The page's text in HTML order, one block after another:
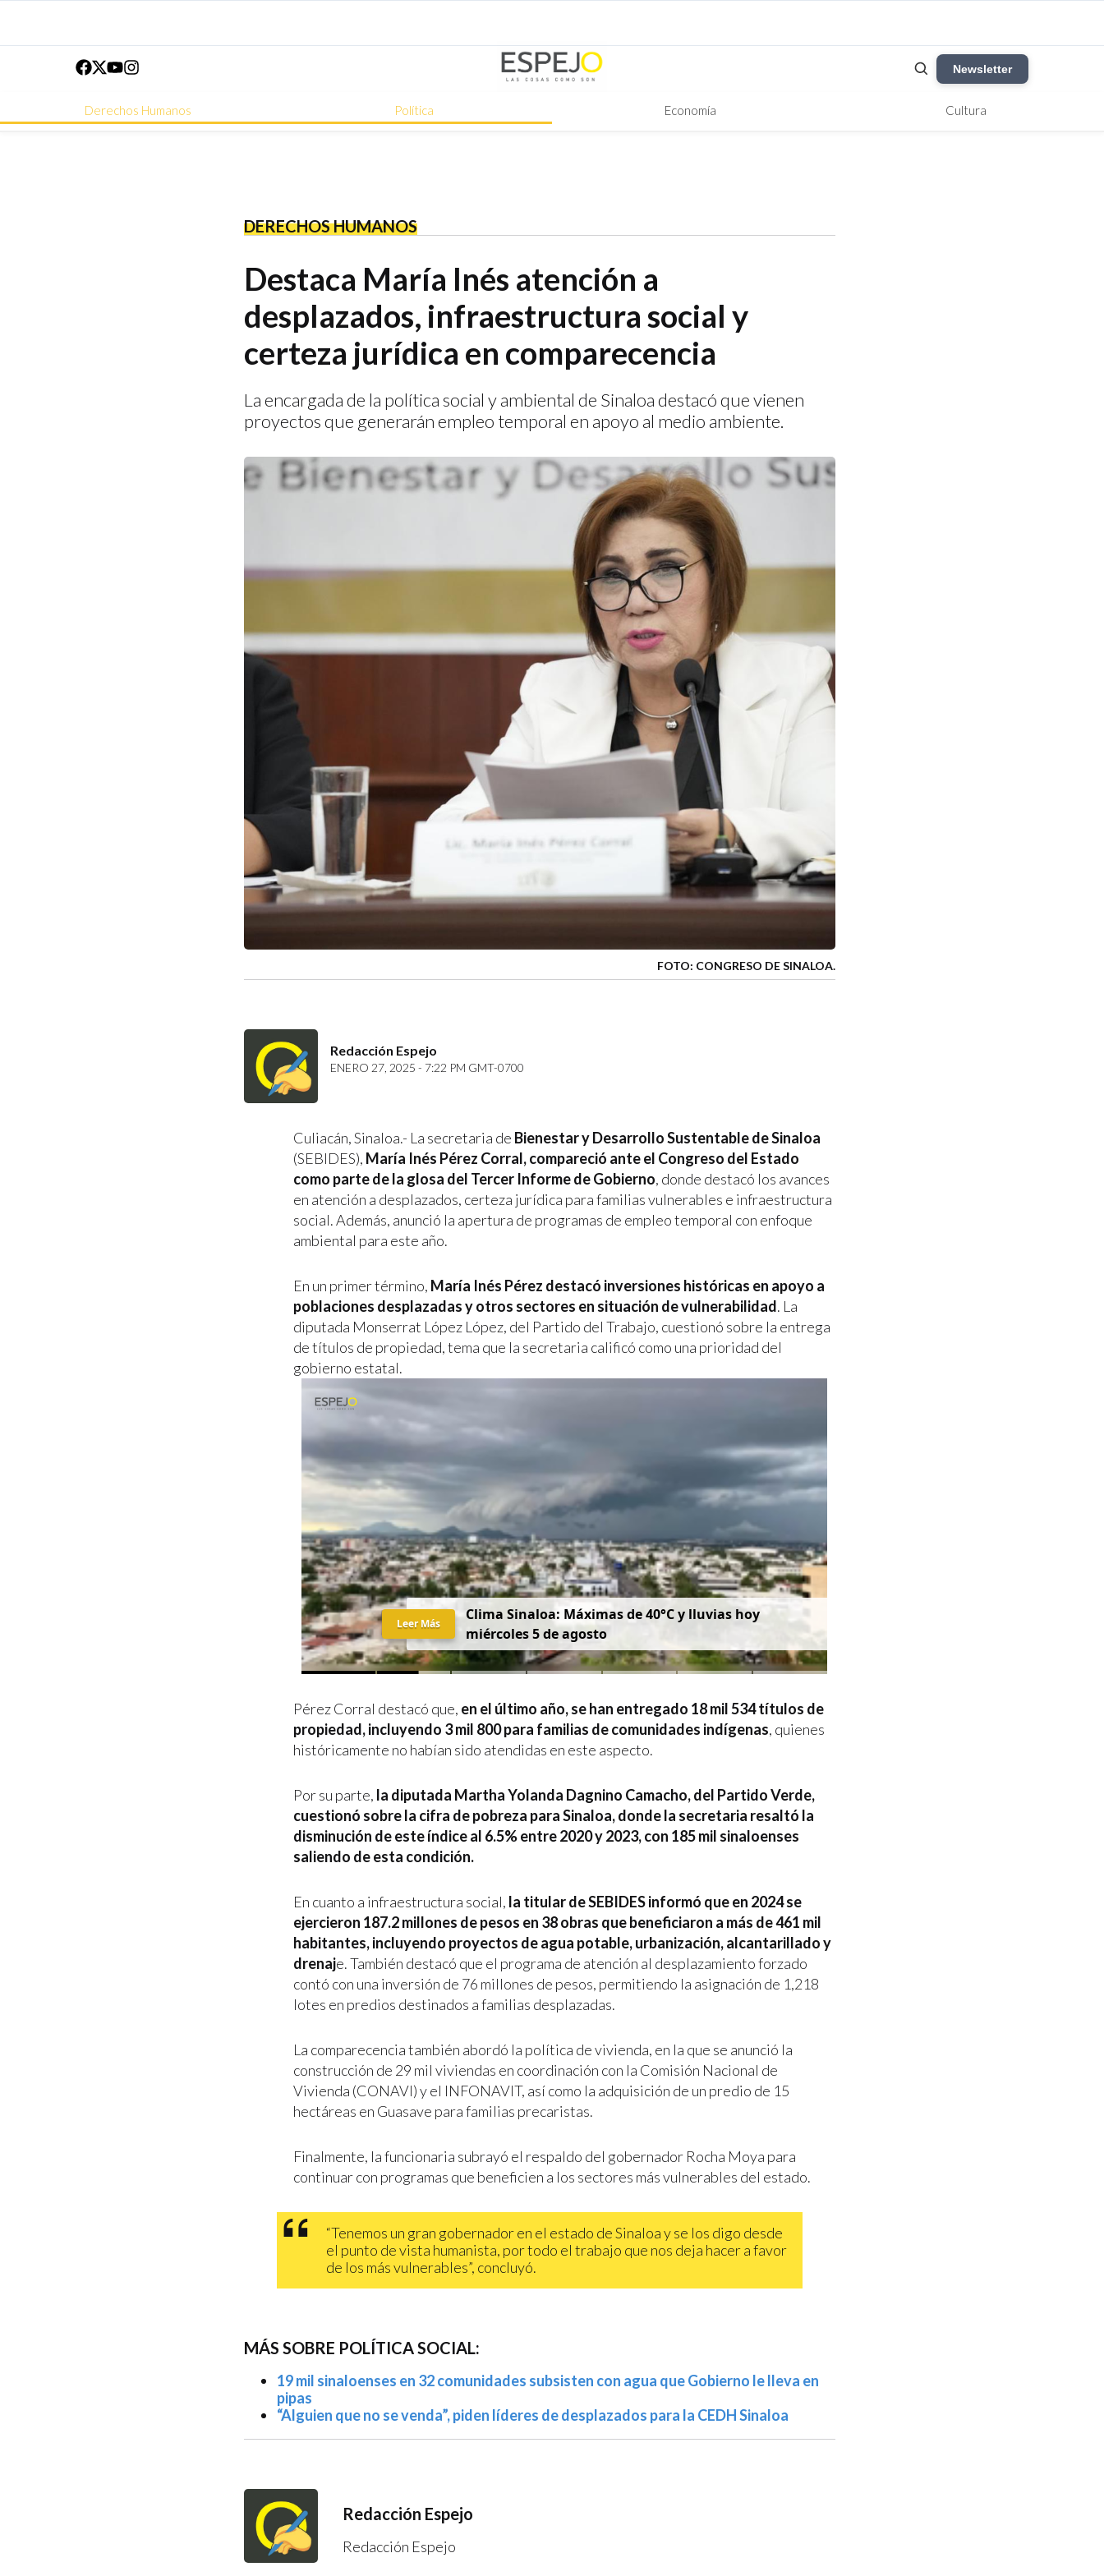
Newsletter
Derechos Humanos Política Economía Cultura
DERECHOS HUMANOS
Destaca María Inés atención a
desplazados, infraestructura social y
certeza jurídica en comparecencia
La encargada de la política social y ambiental de Sinaloa destacó que vienen
proyectos que generarán empleo temporal en apoyo al medio ambiente.
FOTO: CONGRESO DE SINALOA.
Redacción Espejo
ENERO 27, 2025 - 7:22 PM GMT-0700
Culiacán, Sinaloa.- La secretaria de Bienestar y Desarrollo Sustentable de Sinaloa
(SEBIDES), María Inés Pérez Corral, compareció ante el Congreso del Estado
como parte de la glosa del Tercer Informe de Gobierno, donde destacó los avances
en atención a desplazados, certeza jurídica para familias vulnerables e infraestructura
social. Además, anunció la apertura de programas de empleo temporal con enfoque
ambiental para este año.
En un primer término, María Inés Pérez destacó inversiones históricas en apoyo a
poblaciones desplazadas y otros sectores en situación de vulnerabilidad. La
diputada Monserrat López López, del Partido del Trabajo, cuestionó sobre la entrega
de títulos de propiedad, tema que la secretaria calificó como una prioridad del
gobierno estatal.
Clima Sinaloa: Máximas de 40°C y lluvias hoy
miércoles 5 de agosto
Leer Más
Pérez Corral destacó que, en el último año, se han entregado 18 mil 534 títulos de
propiedad, incluyendo 3 mil 800 para familias de comunidades indígenas, quienes
históricamente no habían sido atendidas en este aspecto.
Por su parte, la diputada Martha Yolanda Dagnino Camacho, del Partido Verde,
cuestionó sobre la cifra de pobreza para Sinaloa, donde la secretaria resaltó la
disminución de este índice al 6.5% entre 2020 y 2023, con 185 mil sinaloenses
saliendo de esta condición.
En cuanto a infraestructura social, la titular de SEBIDES informó que en 2024 se
ejercieron 187.2 millones de pesos en 38 obras que beneficiaron a más de 461 mil
habitantes, incluyendo proyectos de agua potable, urbanización, alcantarillado y
drenaje. También destacó que el programa de atención al desplazamiento forzado
contó con una inversión de 76 millones de pesos, permitiendo la asignación de 1,218
lotes en predios destinados a familias desplazadas.
La comparecencia también abordó la política de vivienda, en la que se anunció la
construcción de 29 mil viviendas en coordinación con la Comisión Nacional de
Vivienda (CONAVI) y el INFONAVIT, así como la adquisición de un predio de 15
hectáreas en Guasave para familias precaristas.
Finalmente, la funcionaria subrayó el respaldo del gobernador Rocha Moya para
continuar con programas que beneficien a los sectores más vulnerables del estado.
“Tenemos un gran gobernador en el estado de Sinaloa y se los digo desde
el punto de vista humanista, por todo el trabajo que nos deja hacer a favor
de los más vulnerables”, concluyó.
MÁS SOBRE POLÍTICA SOCIAL:
19 mil sinaloenses en 32 comunidades subsisten con agua que Gobierno le lleva en
pipas
“Alguien que no se venda”, piden líderes de desplazados para la CEDH Sinaloa
Redacción Espejo
Redacción Espejo